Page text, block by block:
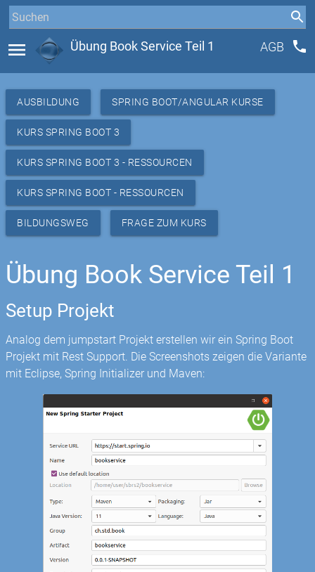
menu Übung Book Service Teil 1 AGB phone
AUSBILDUNG SPRING BOOT/ANGULAR KURSE
KURS SPRING BOOT 3
KURS SPRING BOOT 3 - RESSOURCEN
KURS SPRING BOOT - RESSOURCEN
BILDUNGSWEG FRAGE ZUM KURS
Übung Book Service Teil 1
Setup Projekt
Analog dem jumpstart Projekt erstellen wir ein Spring Boot
Projekt mit Rest Support. Die Screenshots zeigen die Variante
mit Eclipse, Spring Initializer und Maven: